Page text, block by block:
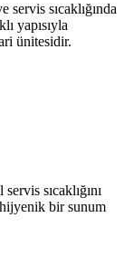
servis sıcaklığında
yapısıyla
ünitesidir.
sıcaklığını
bir sunum